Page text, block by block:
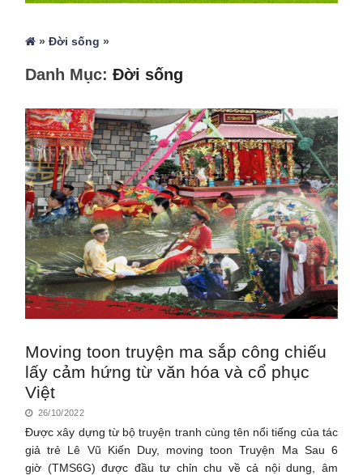
»Đời sống »
Danh Mục:Đời sống
Moving toon truyện ma sắp công chiếu
lấy cảm hứng từ văn hóa và cổ phục
Việt
26/10/2022
Được xây dựng từ bộ truyện tranh cùng tên nổi tiếng của tác
giả trẻ Lê Vũ Kiến Duy, moving toon Truyện Ma Sau 6
giờ (TMS6G) được đầu tư chỉn chu về cả nội dung, âm